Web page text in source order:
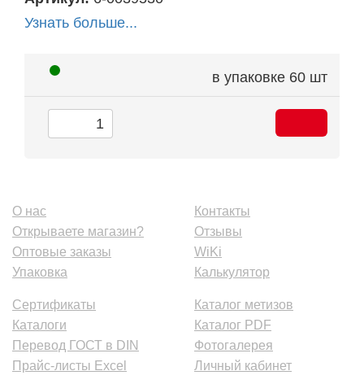
Узнать больше...
в упаковке 60 шт
О нас
Открываете магазин?
Оптовые заказы
Упаковка
Контакты
Отзывы
WiKi
Калькулятор
Сертификаты
Каталоги
Перевод ГОСТ в DIN
Прайс-листы Excel
Каталог метизов
Каталог PDF
Фотогалерея
Личный кабинет